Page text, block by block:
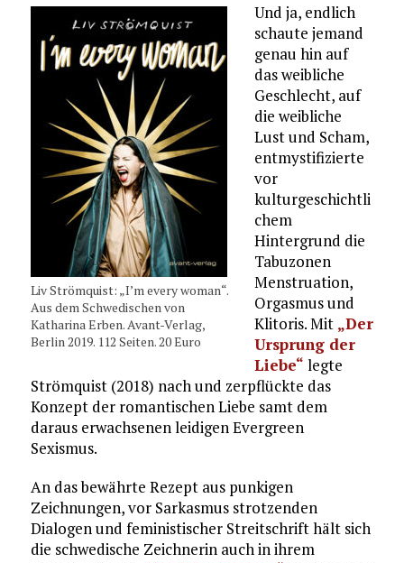
Liv Strömquist: „I’m every woman“.
Aus dem Schwedischen von
Katharina Erben. Avant-Verlag,
Berlin 2019. 112 Seiten. 20 Euro
Und ja, endlich
schaute jemand
genau hin auf
das weibliche
Geschlecht, auf
die weibliche
Lust und Scham,
entmystifizierte
vor
kulturgeschichtli
chem
Hintergrund die
Tabuzonen
Menstruation,
Orgasmus und
Klitoris. Mit „Der
Ursprung der
Liebe“ legte
Strömquist (2018) nach und zerpflückte das
Konzept der romantischen Liebe samt dem
daraus erwachsenen leidigen Evergreen
Sexismus.
An das bewährte Rezept aus punkigen
Zeichnungen, vor Sarkasmus strotzenden
Dialogen und feministischer Streitschrift hält sich
die schwedische Zeichnerin auch in ihrem